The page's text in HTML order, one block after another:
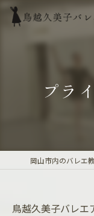
プラ
鳥越久美子バレエ